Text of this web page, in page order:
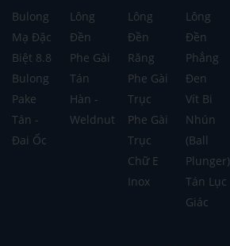
Bulong
Mạ Đặc
Biệt 8.8
Bulong
Pake
Tán -
Đai Ốc
Lông
Đền
Phe Gài
Tán
Hàn -
Weldnut
Lông
Đền
Răng
Phe Gài
Trục
Phe Gài
Trục
Chữ E
Inox
Lông
Đền
Phẳng
Đen
Vít Bi
Nhún
(Ball
Plunger)
Tán Lục
Giác